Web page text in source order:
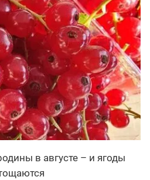
в августе – и ягоды